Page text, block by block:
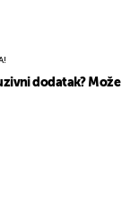
dodatak? Može